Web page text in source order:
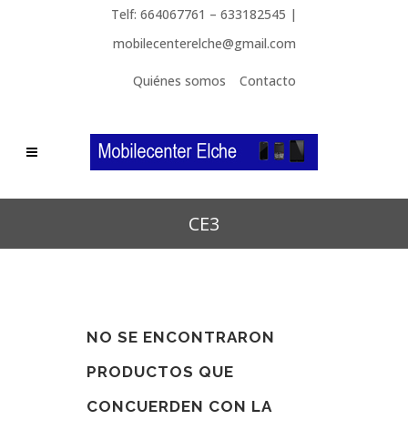
Telf: 664067761 – 633182545 |
mobilecenterelche@gmail.com
Quiénes somos Contacto
CE3
NO SE ENCONTRARON
PRODUCTOS QUE
CONCUERDEN CON LA